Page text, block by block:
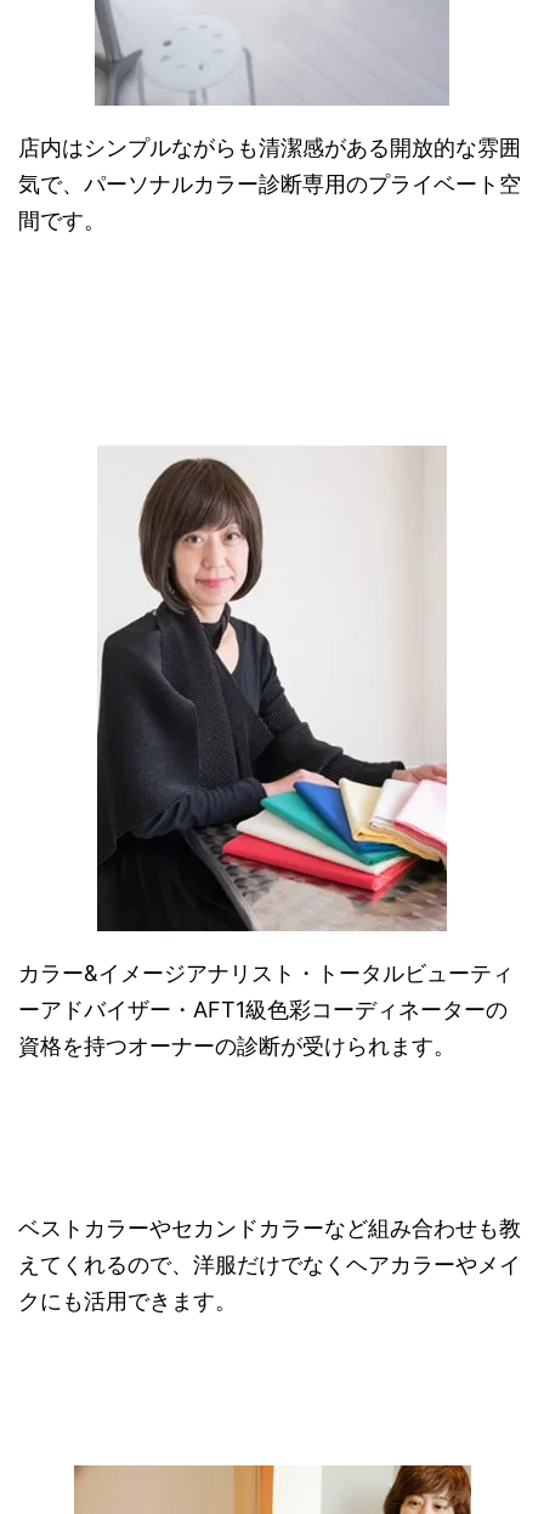
店内はシンプルながらも清潔感がある開放的な雰囲
気で、パーソナルカラー診断専用のプライベート空
間です。
カラー&イメージアナリスト・トータルビューティ
ーアドバイザー・AFT1級色彩コーディネーターの
資格を持つオーナーの診断が受けられます。
ベストカラーやセカンドカラーなど組み合わせも教
えてくれるので、洋服だけでなくヘアカラーやメイ
クにも活用できます。